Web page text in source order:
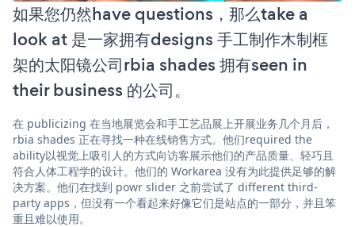
如果您仍然have questions，那么take a
look at 是一家拥有designs 手工制作木制框
架的太阳镜公司rbia shades 拥有seen in
their business 的公司。
在 publicizing 在当地展览会和手工艺品展上开展业务几个月后，
rbia shades 正在寻找一种在线销售方式。他们required the
ability以视觉上吸引人的方式向访客展示他们的产品质量、轻巧且
符合人体工程学的设计。他们的 Workarea 没有为此提供足够的解
决方案。他们在找到 powr slider 之前尝试了 different third-
party apps，但没有一个看起来好像它们是站点的一部分，并且笨
重且难以使用。